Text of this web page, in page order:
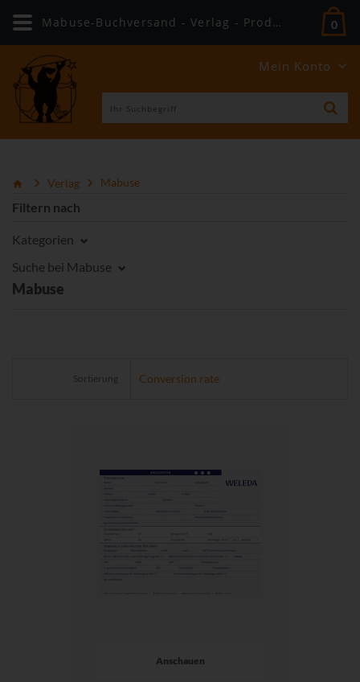
Mein Konto
0
Verlag Mabuse
Filtern nach
Kategorien
Suche bei Mabuse
Mabuse
Sortierung
Anschauen
Mabuse-Buchversand - Verlag - Produkte